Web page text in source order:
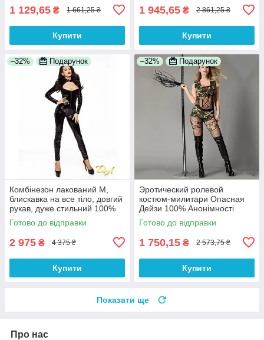
1 129,65 ₴ 1 661,25 ₴
Купити
1 945,65 ₴ 2 861,25 ₴
Купити
–32% Подарунок
Комбінезон лакований M,
блискавка на все тіло, довгий
рукав, дуже стильний 100%
Анонімності
Готово до відправки
2 975 ₴ 4 375 ₴
Купити
–32% Подарунок
Эротический ролевой
костюм-милитари Опасная
Дейзи 100% Анонімності
Готово до відправки
1 750,15 ₴ 2 573,75 ₴
Купити
Показати ще
Про нас